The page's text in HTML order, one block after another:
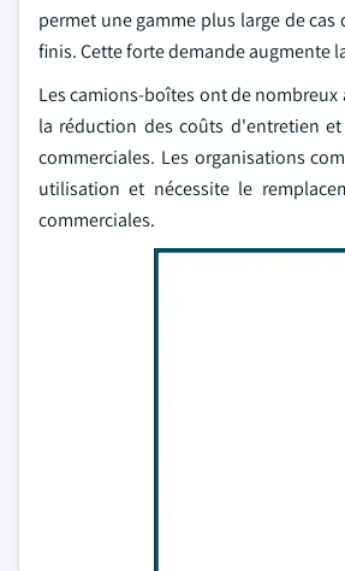
permet une gamme plus large de
finis. Cette forte demande augmente
Les camions-boîtes ont de
la réduction des coûts d'entretien
commerciales. Les organisations
utilisation et nécessite le
commerciales.